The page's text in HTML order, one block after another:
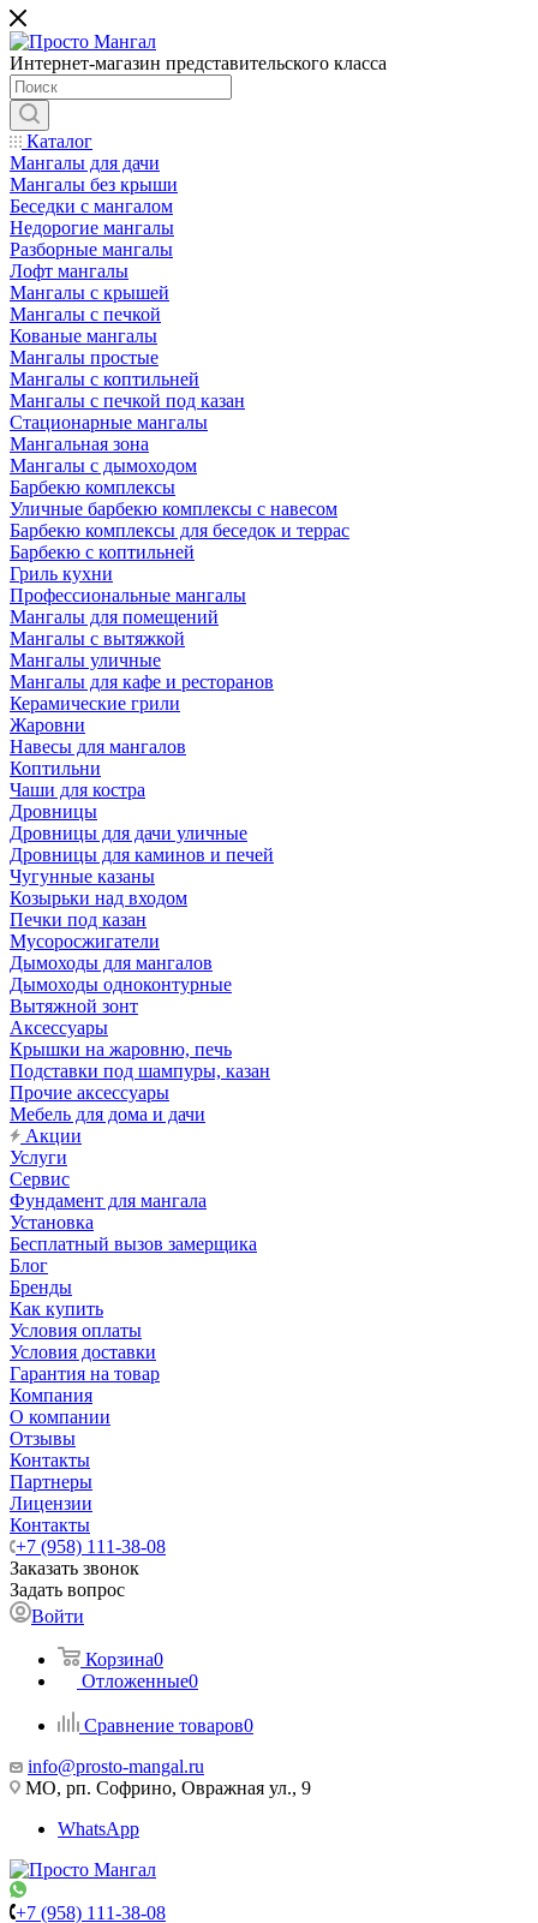
Интернет-магазин представительского класса
Каталог
Мангалы для дачи
Мангалы без крыши
Беседки с мангалом
Недорогие мангалы
Разборные мангалы
Лофт мангалы
Мангалы с крышей
Мангалы с печкой
Кованые мангалы
Мангалы простые
Мангалы с коптильней
Мангалы с печкой под казан
Стационарные мангалы
Мангальная зона
Мангалы с дымоходом
Барбекю комплексы
Уличные барбекю комплексы с навесом
Барбекю комплексы для беседок и террас
Барбекю с коптильней
Гриль кухни
Профессиональные мангалы
Мангалы для помещений
Мангалы с вытяжкой
Мангалы уличные
Мангалы для кафе и ресторанов
Керамические грили
Жаровни
Навесы для мангалов
Коптильни
Чаши для костра
Дровницы
Дровницы для дачи уличные
Дровницы для каминов и печей
Чугунные казаны
Козырьки над входом
Печки под казан
Мусоросжигатели
Дымоходы для мангалов
Дымоходы одноконтурные
Вытяжной зонт
Аксессуары
Крышки на жаровню, печь
Подставки под шампуры, казан
Прочие аксессуары
Мебель для дома и дачи
Акции
Услуги
Сервис
Фундамент для мангала
Установка
Бесплатный вызов замерщика
Блог
Бренды
Как купить
Условия оплаты
Условия доставки
Гарантия на товар
Компания
О компании
Отзывы
Контакты
Партнеры
Лицензии
Контакты
+7 (958) 111-38-08
Заказать звонок
Задать вопрос
Войти
Корзина0
Отложенные0
Сравнение товаров0
info@prosto-mangal.ru
МО, рп. Софрино, Овражная ул., 9
WhatsApp
+7 (958) 111-38-08